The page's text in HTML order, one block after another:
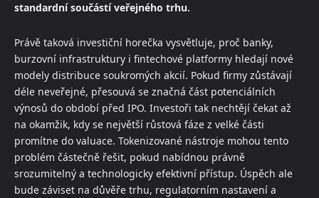
standardní součástí veřejného trhu.
Právě taková investiční horečka vysvětluje, proč banky,
burzovní infrastruktury i fintechové platformy hledají nové
modely distribuce soukromých akcií. Pokud firmy zůstávají
déle neveřejné, přesouvá se značná část potenciálních
výnosů do období před IPO. Investoři tak nechtějí čekat až
na okamžik, kdy se největší růstová fáze z velké části
promítne do valuace. Tokenizované nástroje mohou tento
problém částečně řešit, pokud nabídnou právně
srozumitelný a technologicky efektivní přístup. Úspěch ale
bude záviset na důvěře trhu, regulatorním nastavení a